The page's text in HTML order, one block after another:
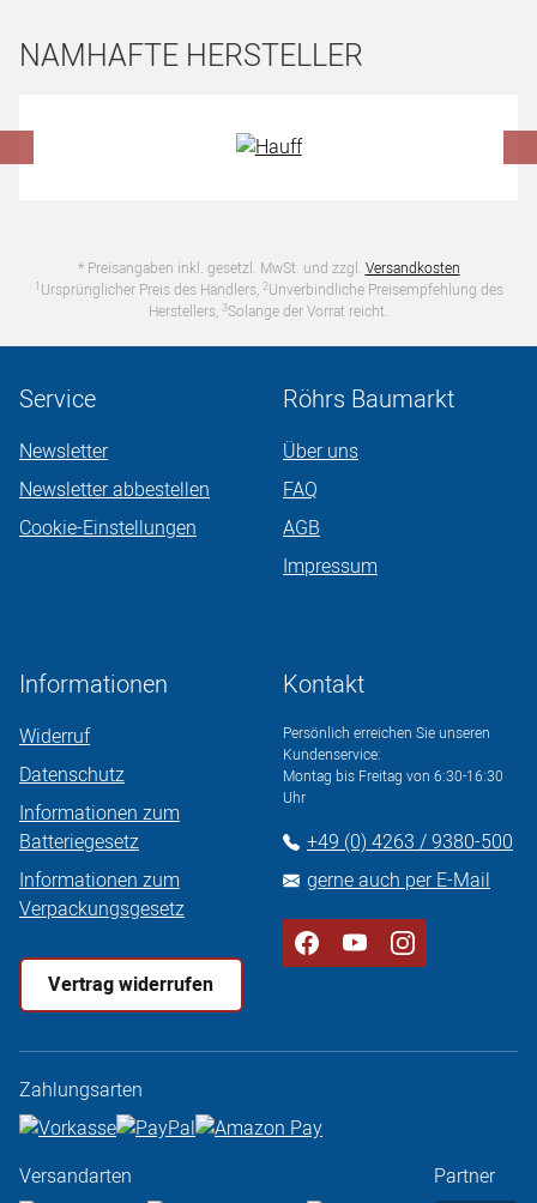
NAMHAFTE HERSTELLER
* Preisangaben inkl. gesetzl. MwSt. und zzgl. Versandkosten
1 Ursprünglicher Preis des Händlers, 2Unverbindliche Preisempfehlung des
Herstellers, 3Solange der Vorrat reicht.
Service
Newsletter
Newsletter abbestellen
Cookie-Einstellungen
Röhrs Baumarkt
Über uns
FAQ
AGB
Impressum
Informationen
Widerruf
Datenschutz
Informationen zum
Batteriegesetz
Informationen zum
Verpackungsgesetz
Vertrag widerrufen
Kontakt
Persönlich erreichen Sie unseren
Kundenservice:
Montag bis Freitag von 6:30-16:30
Uhr
+49 (0) 4263 / 9380-500
gerne auch per E-Mail
Zahlungsarten
Versandarten Partner